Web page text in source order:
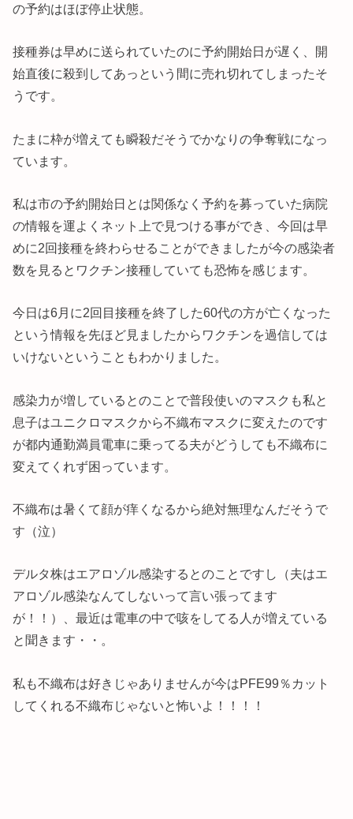
の予約はほぼ停止状態。
接種券は早めに送られていたのに予約開始日が遅く、開
始直後に殺到してあっという間に売れ切れてしまったそ
うです。
たまに枠が増えても瞬殺だそうでかなりの争奪戦になっ
ています。
私は市の予約開始日とは関係なく予約を募っていた病院
の情報を運よくネット上で見つける事ができ、今回は早
めに2回接種を終わらせることができましたが今の感染者
数を見るとワクチン接種していても恐怖を感じます。
今日は6月に2回目接種を終了した60代の方が亡くなった
という情報を先ほど見ましたからワクチンを過信しては
いけないということもわかりました。
感染力が増しているとのことで普段使いのマスクも私と
息子はユニクロマスクから不織布マスクに変えたのです
が都内通勤満員電車に乗ってる夫がどうしても不織布に
変えてくれず困っています。
不織布は暑くて顔が痒くなるから絶対無理なんだそうで
す（泣）
デルタ株はエアロゾル感染するとのことですし（夫はエ
アロゾル感染なんてしないって言い張ってます
が！！）、最近は電車の中で咳をしてる人が増えている
と聞きます・・。
私も不織布は好きじゃありませんが今はPFE99％カット
してくれる不織布じゃないと怖いよ！！！！